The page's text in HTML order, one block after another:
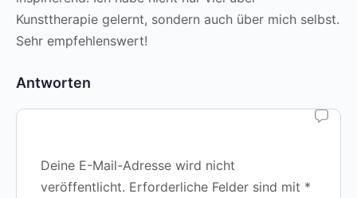
Kunsttherapie gelernt, sondern auch über mich selbst.
Sehr empfehlenswert!
Antworten
Deine E-Mail-Adresse wird nicht
veröffentlicht. Erforderliche Felder sind mit *